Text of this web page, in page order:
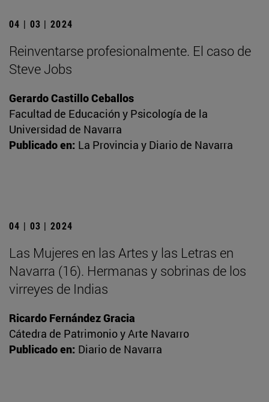
04 | 03 | 2024
Reinventarse profesionalmente. El caso de
Steve Jobs
Gerardo Castillo Ceballos
Facultad de Educación y Psicología de la
Universidad de Navarra
Publicado en: La Provincia y Diario de Navarra
04 | 03 | 2024
Las Mujeres en las Artes y las Letras en
Navarra (16). Hermanas y sobrinas de los
virreyes de Indias
Ricardo Fernández Gracia
Cátedra de Patrimonio y Arte Navarro
Publicado en: Diario de Navarra